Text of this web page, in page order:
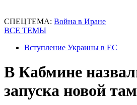
СПЕЦТЕМА: Война в Иране
ВСЕ ТЕМЫ
Вступление Украины в ЕС
В Кабмине
запуска новой